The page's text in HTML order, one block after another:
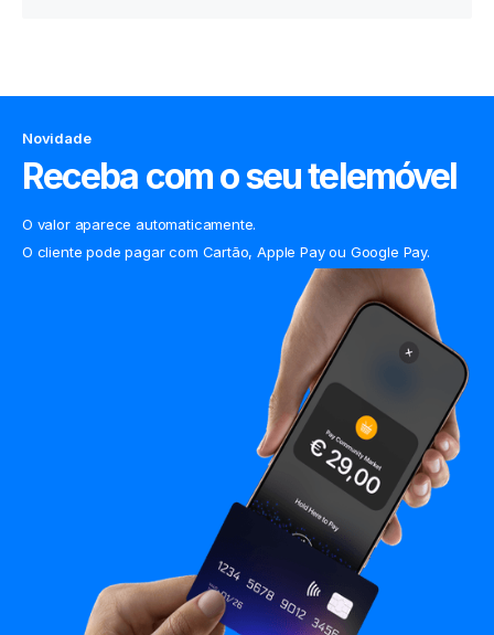
Novidade
Receba com o seu telemóvel
O valor aparece automaticamente.
O cliente pode pagar com Cartão, Apple Pay ou Google Pay.